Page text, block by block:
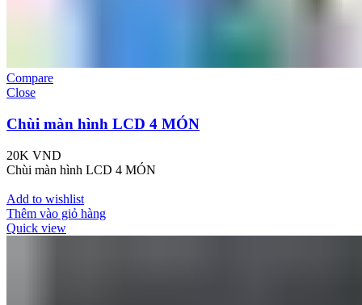
Compare
Close
Chùi màn hình LCD 4 MÓN
20K VND
Chùi màn hình LCD 4 MÓN
Add to wishlist
Thêm vào giỏ hàng
Quick view